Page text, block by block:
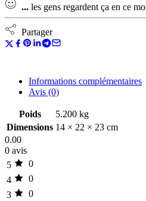
... les gens regardent ça en ce
Partager
Informations complémentaires
Avis (0)
Poids
5.200 kg
Dimensions 14 × 22 × 23 cm
0.00
0 avis
5
0
4
0
3
0